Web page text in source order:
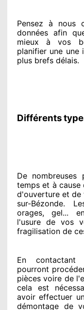
Pensez à nous
données afin
mieux à vos
planifier une une
plus brefs délais.
Différents
De nombreuses
temps et à cause
d'ouverture et de
sur-Bézonde.
orages, gel...
l'usure de vos
fragilisation de
En contactant
pourront
pièces voire de
cela est
avoir effectuer
démontage de